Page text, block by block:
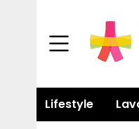
Lifestyle